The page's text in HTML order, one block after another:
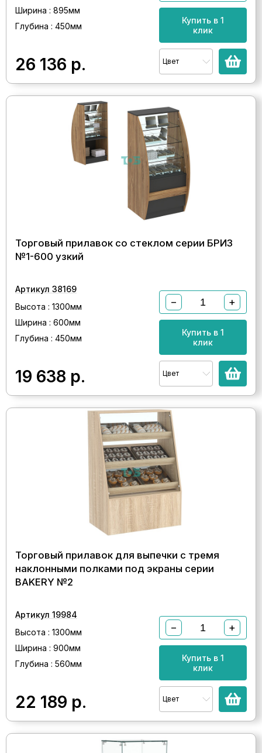
Ширина : 895мм
Глубина : 450мм
26 136 р.
Купить в 1
клик
Цвет
Торговый прилавок со стеклом серии БРИЗ
№1-600 узкий
Артикул 38169
Высота : 1300мм
Ширина : 600мм
Глубина : 450мм
19 638 р.
− +
Купить в 1
клик
Цвет
Торговый прилавок для выпечки с тремя
наклонными полками под экраны серии
BAKERY №2
Артикул 19984
Высота : 1300мм
Ширина : 900мм
Глубина : 560мм
22 189 р.
− +
Купить в 1
клик
Цвет